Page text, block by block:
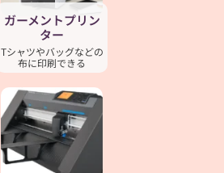
ガーメントプリン
ター
Tシャツやバッグなどの
布に印刷できる